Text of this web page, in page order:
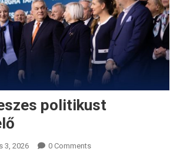
politikust
3, 2026 0 Comments